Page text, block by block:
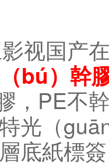
国产在
bú）幹
，PE不
光（
底紙標